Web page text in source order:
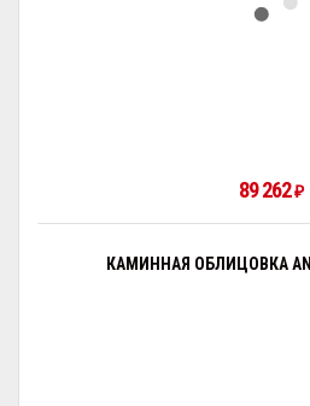
89 262₽
КАМИННАЯ ОБЛИЦОВКА